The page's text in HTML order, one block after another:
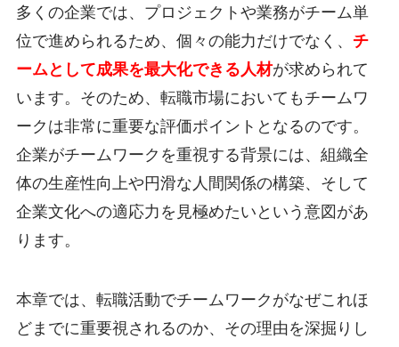
多くの企業では、プロジェクトや業務がチーム単
位で進められるため、個々の能力だけでなく、 チ
ームとして成果を最大化できる人材が求められて
います。そのため、転職市場においてもチームワ
ークは非常に重要な評価ポイントとなるのです。
企業がチームワークを重視する背景には、組織全
体の生産性向上や円滑な人間関係の構築、そして
企業文化への適応力を見極めたいという意図があ
ります。
本章では、転職活動でチームワークがなぜこれほ
どまでに重要視されるのか、その理由を深掘りし